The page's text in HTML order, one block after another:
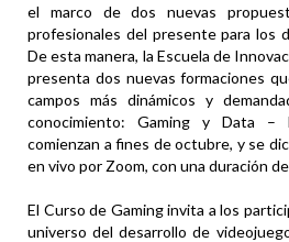
el marco de dos nuevas
profesionales del presente para los
De esta manera, la Escuela de
presenta dos nuevas formaciones
campos más dinámicos y
conocimiento: Gaming y Data –
comienzan a fines de octubre, y se
en vivo por Zoom, con una duración
El Curso de Gaming invita a los
universo del desarrollo de